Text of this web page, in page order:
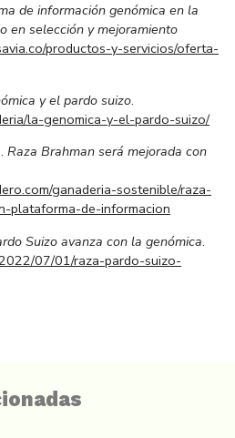
de información genómica en la
en selección y mejoramiento
productos-y-servicios/oferta-
y el pardo suizo.
la-genomica-y-el-pardo-suizo/
Raza Brahman será mejorada con
ganaderia-sostenible/raza-
plataforma-de-informacion
Suizo avanza con la genómica.
07/01/raza-pardo-suizo-